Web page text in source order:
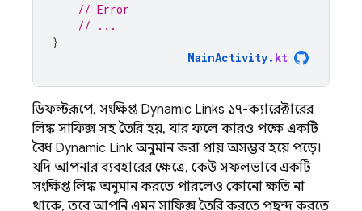
// Error
// ...
}
MainActivity. kt
ডিফল্টরূপে, সংক্ষিপ্ত Dynamic Links ১৭-ক্যারেক্টারের
লিঙ্ক সাফিক্স সহ তৈরি হয়, যার ফলে কারও পক্ষে একটি
বৈধ Dynamic Link অনুমান করা প্রায় অসম্ভব হয়ে পড়ে।
যদি আপনার ব্যবহারের ক্ষেত্রে, কেউ সফলভাবে একটি
সংক্ষিপ্ত লিঙ্ক অনুমান করতে পারলেও কোনো ক্ষতি না
থাকে, তবে আপনি এমন সাফিক্স তৈরি করতে পছন্দ করতে